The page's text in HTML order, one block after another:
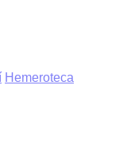
Hemeroteca